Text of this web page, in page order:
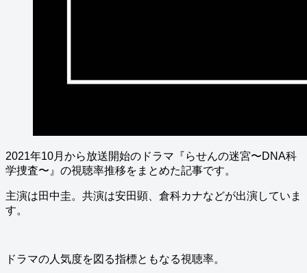
2021年10月から放送開始のドラマ『らせんの迷宮〜DNA科
学捜査〜』の視聴率推移をまとめた記事です。
主演は田中圭。共演は安田顕、倉科カナなどが出演していま
す。
ドラマの人気度を図る指標ともなる視聴率。